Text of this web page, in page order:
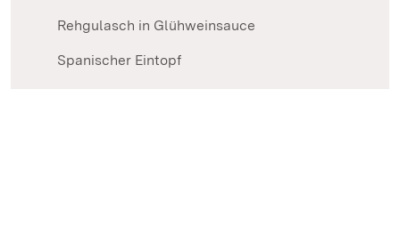
Rehgulasch in Glühweinsauce
Spanischer Eintopf